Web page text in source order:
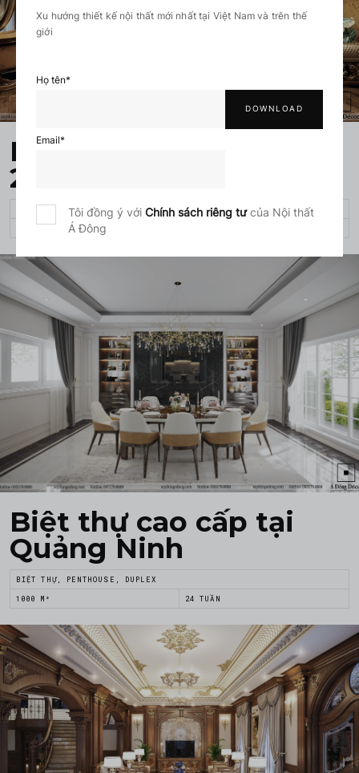
Xu hướng thiết kế nội thất mới nhất tại Việt Nam và trên thế
giới
Họ tên*
Email*
Tôi đồng ý với Chính sách riêng tưcủa Nội thất
Á Đông
Biệt thự tân cổ điển
2023
BIỆT THỰ, PENTHOUSE, DUPLEX
Biệt thự cao cấp tại
Quảng Ninh
BIỆT THỰ, PENTHOUSE, DUPLEX
1000 M² 24 TUẦN